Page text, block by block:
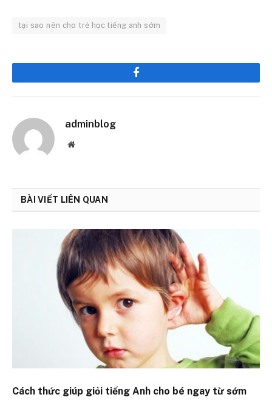
tại sao nên cho trẻ học tiếng anh sớm
Facebook
adminblog
Website
BÀI VIẾT LIÊN QUAN
Cách thức giúp giỏi tiếng Anh cho bé ngay từ sớm